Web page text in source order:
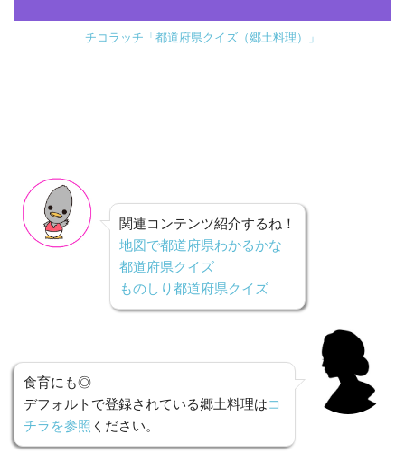
チコラッチ「都道府県クイズ（郷土料理）」
関連コンテンツ紹介するね！
地図で都道府県わかるかな
都道府県クイズ
ものしり都道府県クイズ
食育にも◎
デフォルトで登録されている郷土料理はコ
チラを参照 ください。